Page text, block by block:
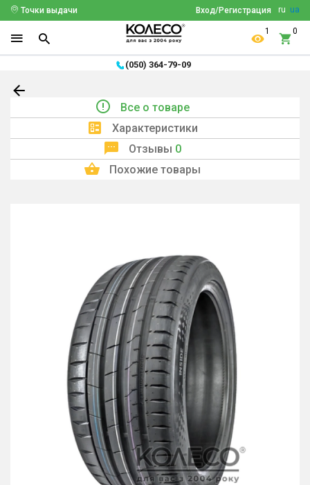
ru ua
Вход/Регистрация
Точки выдачи
1 0
(050) 364-79-09
Все о товаре
Характеристики
Отзывы 0
Похожие товары